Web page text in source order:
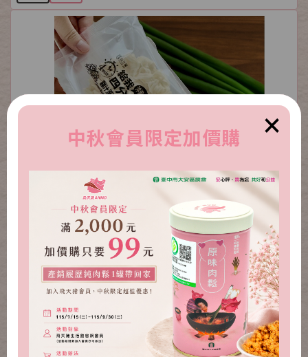
給我四分鐘-沖泡式雞汁蔥油拌拌麵(葷食)
NT.300NT.220
×
中秋會員限定加價購